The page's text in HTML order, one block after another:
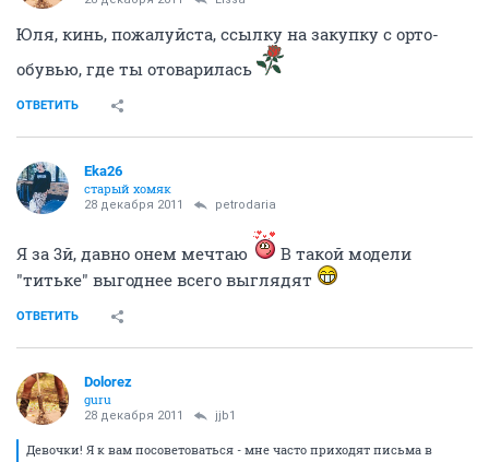
Юля, кинь, пожалуйста, ссылку на закупку с орто-
обувью, где ты отоварилась
ОТВЕТИТЬ
Eka26
старый хомяк
28 декабря 2011 petrodaria
Я за 3й, давно онем мечтаю
В такой модели
"титьке" выгоднее всего выглядят
ОТВЕТИТЬ
Dolorez
guru
28 декабря 2011 jjb1
Девочки! Я к вам посоветоваться - мне часто приходят письма в